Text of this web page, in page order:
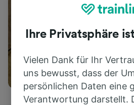
Aktivitäten
Ihre Privatsphäre
Vielen Dank für Ihr
uns bewusst, dass der
persönlichen Daten eine
Verantwortung darstellt.